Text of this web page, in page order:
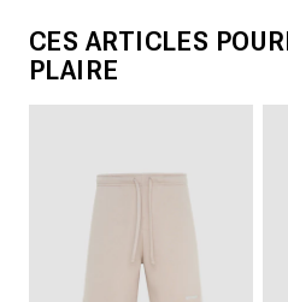
CES ARTICLES
PLAIRE